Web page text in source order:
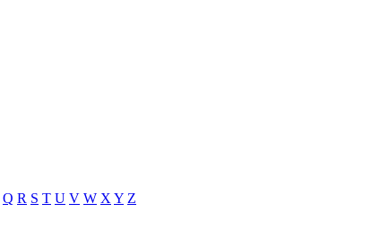
Q R S T U V W X Y Z